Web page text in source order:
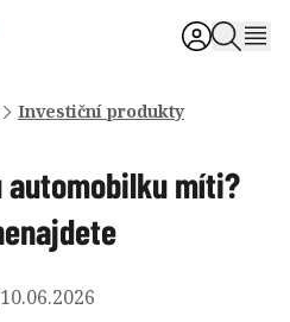
Investiční produkty
míti?
10.06.2026